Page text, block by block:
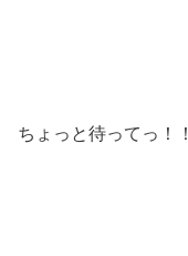
ちょっと待ってっ！！